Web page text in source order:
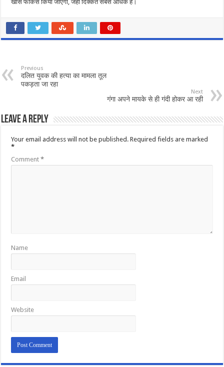
खास फोकस किया जाएगा, जहां दिक्कतें सबसे अधिक हैं।
Previous
दलित युवक की हत्या का मामला तूल
पकड़ता जा रहा
Next
गंगा अपने मायके से ही गंदी होकर आ रही
Leave a Reply
Your email address will not be published. Required fields are marked
*
Comment*
Name
Email
Website